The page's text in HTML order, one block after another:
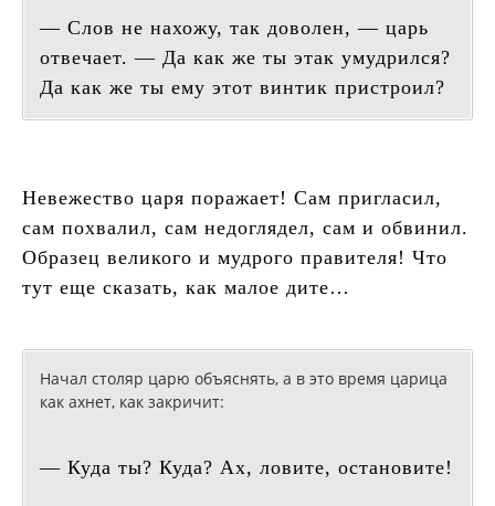
— Слов не нахожу, так доволен, — царь
отвечает. — Да как же ты этак умудрился?
Да как же ты ему этот винтик пристроил?
Невежество царя поражает! Сам пригласил,
сам похвалил, сам недоглядел, сам и обвинил.
Образец великого и мудрого правителя! Что
тут еще сказать, как малое дите…
Начал столяр царю объяснять, а в это время царица
как ахнет, как закричит:
— Куда ты? Куда? Ах, ловите, остановите!